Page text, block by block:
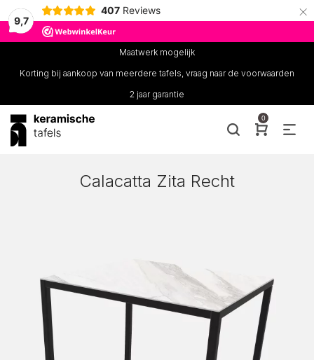
9,7
407 Reviews ×
Maatwerk mogelijk
Korting bij aankoop van meerdere tafels, vraag naar de voorwaarden
2 jaar garantie
0
Calacatta Zita Recht